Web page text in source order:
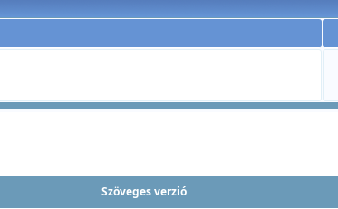
Szöveges verzió